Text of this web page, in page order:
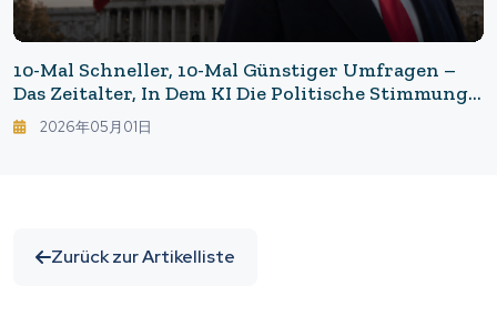
10-Mal Schneller, 10-Mal Günstiger Umfragen –
Das Zeitalter, In Dem KI Die Politische Stimmung
Liest2026年05月01日
Zurück zur Artikelliste